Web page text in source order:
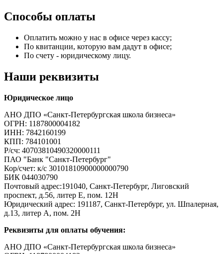
Способы оплаты
Оплатить можно у нас в офисе через кассу;
По квитанции, которую вам дадут в офисе;
По счету - юридическому лицу.
Наши реквизиты
Юридическое лицо
АНО ДПО «Санкт-Петербургская школа бизнеса»
ОГРН: 1187800004182
ИНН: 7842160199
КПП: 784101001
Р/сч: 40703810490320000111
ПАО "Банк "Санкт-Петербург"
Кор/счет: к/с 30101810900000000790
БИК 044030790
Почтовый адрес:191040, Санкт-Петербург, Лиговский
проспект, д.56, литер Е, пом. 12Н
Юридический адрес: 191187, Санкт-Петербург, ул. Шпалерная,
д.13, литер А, пом. 2Н
Реквизиты для оплаты обучения:
АНО ДПО «Санкт-Петербургская школа бизнеса»